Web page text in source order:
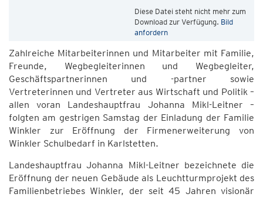
Diese Datei steht nicht mehr zum
Download zur Verfügung. Bild
anfordern
Zahlreiche Mitarbeiterinnen und Mitarbeiter mit Familie,
Freunde, Wegbegleiterinnen und Wegbegleiter,
Geschäftspartnerinnen und -partner sowie
Vertreterinnen und Vertreter aus Wirtschaft und Politik –
allen voran Landeshauptfrau Johanna Mikl-Leitner –
folgten am gestrigen Samstag der Einladung der Familie
Winkler zur Eröffnung der Firmenerweiterung von
Winkler Schulbedarf in Karlstetten.
Landeshauptfrau Johanna Mikl-Leitner bezeichnete die
Eröffnung der neuen Gebäude als Leuchtturmprojekt des
Familienbetriebes Winkler, der seit 45 Jahren visionär